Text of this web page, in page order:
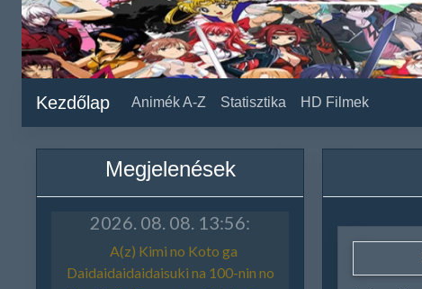
Kezdőlap Animék A-Z Statisztika HD Filmek
Megjelenések